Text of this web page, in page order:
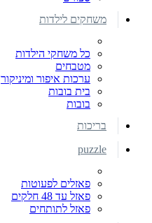
משחקים לילדות
כל משחקי הילדות
מטבחים
ערכות איפור ומיניקור
בית בובות
בובות
בריכות
puzzle
פאזלים לפעוטות
פאזל עד 48 חלקים
פאזל לתותחים